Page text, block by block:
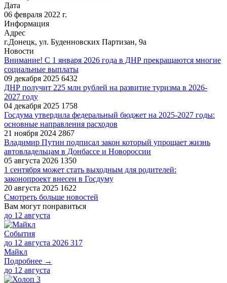
Дата
06 февраля 2022 г.
Информация
Адрес
г.Донецк, ул. Буденновских Партизан, 9а
Новости
Внимание! С 1 января 2026 года в ДНР прекращаются многие
социальные выплаты
09 декабря 2025 6432
ДНР получит 225 млн рублей на развитие туризма в 2026-
2027 году
04 декабря 2025 1758
Госдума утвердила федеральный бюджет на 2025-2027 годы:
основные направления расходов
21 ноября 2024 2867
Владимир Путин подписал закон который упрощает жизнь
автовладельцам в Донбассе и Новороссии
05 августа 2026 1350
1 сентября может стать выходным для родителей:
законопроект внесен в Госдуму
20 августа 2025 1622
Смотреть больше новостей
Вам могут понравиться
до 12 августа
События
до 12 августа 2026 317
Майкл
Подробнее →
до 12 августа